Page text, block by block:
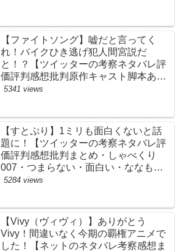
【ファイトソング】嘘だと言ってく
れ！バイクひき逃げ犯人間宮説だ
と！？【ツイッターの考察ネタバレ評
価評判感想批判原作キャスト脚本あら
すじ伏線まとめ犯人黒幕・ドラマ・交
5341 views
【すとぷり】1ミリも面白くないと話
題に！【ツイッターの考察ネタバレ評
価評判感想批判まとめ・しゃべくり
007・つまらない・面白い・ななも
り。・ジェル・さとみ・ころん・るぅ
5284 views
【Vivy（ヴィヴィ）】ありがとう
Vivy！間違いなく今期の覇権アニメで
した！【ネットのネタバレ考察感想ま